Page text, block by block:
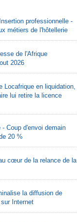
Insertion professionnelle -
métiers de l'hôtellerie
de l'Afrique
2026
Locafrique en liquidation,
lui retire la licence
- Coup d'envoi demain
20 %
cœur de la relance de la
la diffusion de
Internet